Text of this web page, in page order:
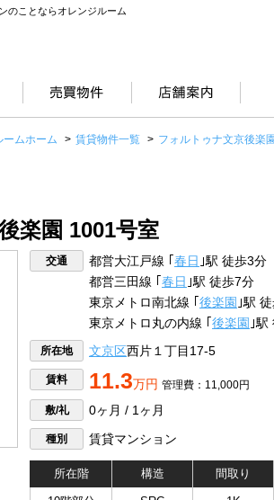
のことならオレンジルーム
ムホーム > 賃貸物件一覧 > フォルトゥナ文京後楽園
楽園 1001号室
交通 都営大江戸線 ｢ 春日 ｣駅 徒歩3分
都営三田線 ｢ 春日 ｣駅 徒歩7分
東京メトロ南北線 ｢ 後楽園 ｣駅
東京メトロ丸の内線 ｢ 後楽園 ｣
所在地 文京区西片１丁目17-5
賃料 11.3万円 管理費：11,000円
敷/礼
0ヶ月 / 1ヶ月
種別 賃貸マンション
所在階 構造 間取り